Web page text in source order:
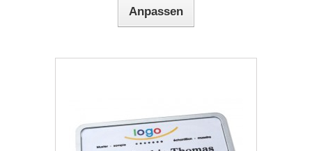
Anpassen